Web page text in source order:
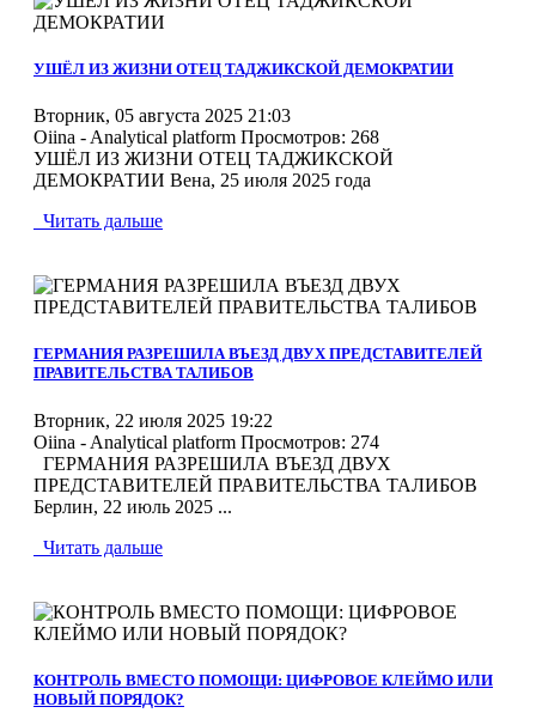
УШЁЛ ИЗ ЖИЗНИ ОТЕЦ ТАДЖИКСКОЙ ДЕМОКРАТИИ
Вторник, 05 августа 2025 21:03
Oiina - Analytical platform Просмотров: 268
УШЁЛ ИЗ ЖИЗНИ ОТЕЦ ТАДЖИКСКОЙ
ДЕМОКРАТИИ Вена, 25 июля 2025 года
Читать дальше
ГЕРМАНИЯ РАЗРЕШИЛА ВЪЕЗД ДВУХ ПРЕДСТАВИТЕЛЕЙ
ПРАВИТЕЛЬСТВА ТАЛИБОВ
Вторник, 22 июля 2025 19:22
Oiina - Analytical platform Просмотров: 274
ГЕРМАНИЯ РАЗРЕШИЛА ВЪЕЗД ДВУХ
ПРЕДСТАВИТЕЛЕЙ ПРАВИТЕЛЬСТВА ТАЛИБОВ
Берлин, 22 июль 2025 ...
Читать дальше
КОНТРОЛЬ ВМЕСТО ПОМОЩИ: ЦИФРОВОЕ КЛЕЙМО ИЛИ
НОВЫЙ ПОРЯДОК?